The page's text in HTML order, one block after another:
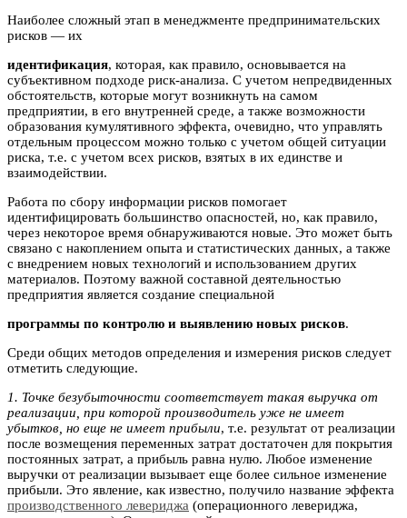
Наиболее сложный этап в менеджменте предпринимательских
рисков — их
идентификация, которая, как правило, основывается на
субъективном подходе риск-анализа. С учетом непредвиденных
обстоятельств, которые могут возникнуть на самом
предприятии, в его внутренней среде, а также возможности
образования кумулятивного эффекта, очевидно, что управлять
отдельным процессом можно только с учетом общей ситуации
риска, т.е. с учетом всех рисков, взятых в их единстве и
взаимодействии.
Работа по сбору информации рисков помогает
идентифицировать большинство опасностей, но, как правило,
через некоторое время обнаруживаются новые. Это может быть
связано с накоплением опыта и статистических данных, а также
с внедрением новых технологий и использованием других
материалов. Поэтому важной составной деятельностью
предприятия является создание специальной
программы по контролю и выявлению новых рисков.
Среди общих методов определения и измерения рисков следует
отметить следующие.
1. Точке безубыточности соответствует такая выручка от
реализации, при которой производитель уже не имеет
убытков, но еще не имеет прибыли, т.е. результат от реализации
после возмещения переменных затрат достаточен для покрытия
постоянных затрат, а прибыль равна нулю. Любое изменение
выручки от реализации вызывает еще более сильное изменение
прибыли. Это явление, как известно, получило название эффекта
производственного левериджа (операционного левериджа,